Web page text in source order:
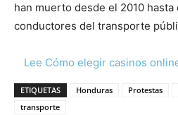
han muerto desde el 2010 hasta
conductores del transporte
Lee Cómo elegir casinos
ETIQUETAS Honduras Protestas
transporte